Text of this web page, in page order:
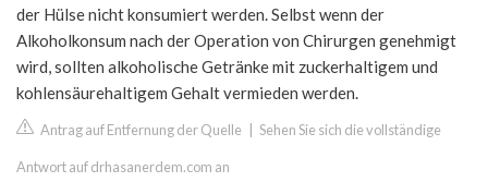
der Hülse nicht konsumiert werden. Selbst wenn der
Alkoholkonsum nach der Operation von Chirurgen genehmigt
wird, sollten alkoholische Getränke mit zuckerhaltigem und
kohlensäurehaltigem Gehalt vermieden werden.
Antrag auf Entfernung der Quelle Sehen Sie sich die vollständige
Antwort auf drhasanerdem.com an